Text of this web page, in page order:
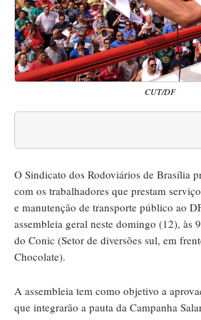
CUT/DF
O Sindicato dos Rodoviários de Brasília
com os trabalhadores que prestam
e manutenção de transporte público ao
assembleia geral neste domingo (12), às
do Conic (Setor de diversões sul, em
Chocolate).
A assembleia tem como objetivo a
que integrarão a pauta da Campanha